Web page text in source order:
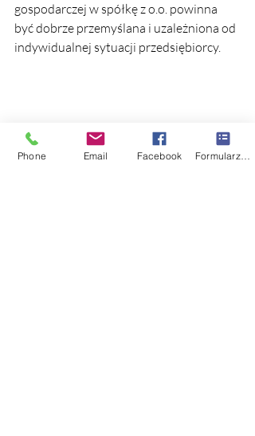
gospodarczej w spółkę z o.o. powinna
być dobrze przemyślana i uzależniona od
indywidualnej sytuacji przedsiębiorcy.
Phone Email Facebook Formularz kontaktowy